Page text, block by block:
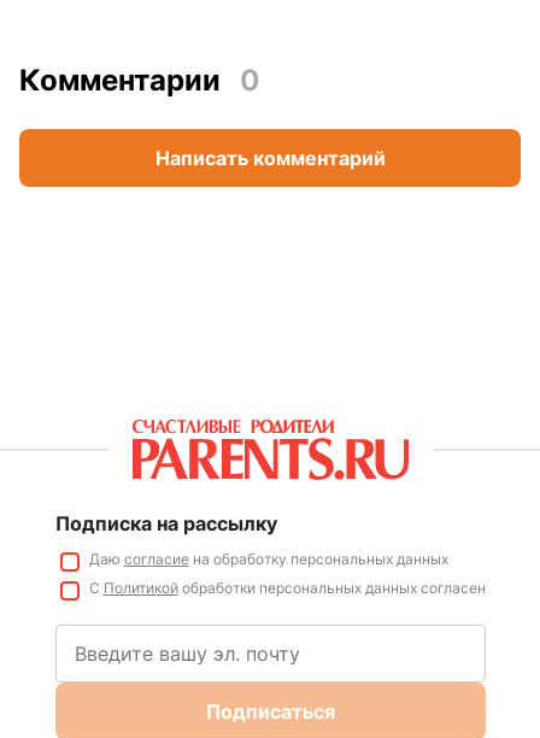
Комментарии 0
Написать комментарий
Подписка на рассылку
Даю согласиена обработку персональных данных
С Политикойобработки персональных данных согласен
Подписаться